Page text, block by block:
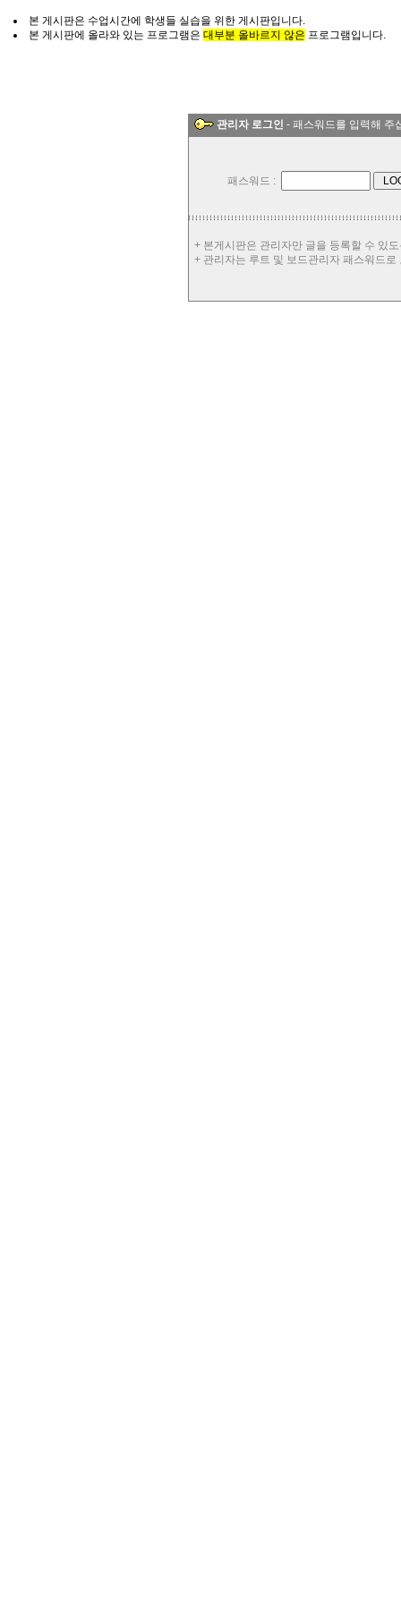
본 게시판은 수업시간에 학생들 실습을 위한 게시판입니다.
본 게시판에 올라와 있는 프로그램은 대부분 올바르지 않은 프로그램입니다.
관리자 로그인 - 패스워드를 입력해 주
패스워드 :
+ 본게시판은 관리자만 글을 등록할 수 있
+ 관리자는 루트 및 보드관리자 패스워드로